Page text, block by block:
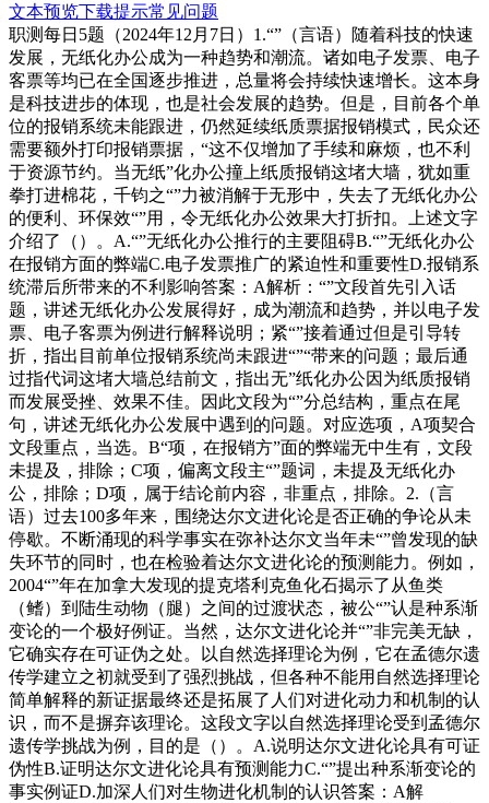
文本预览下载提示常见问题
职测每日5题（2024年12月7日）1.“”（言语）随着科技的快速
发展，无纸化办公成为一种趋势和潮流。诸如电子发票、电子
客票等均已在全国逐步推进，总量将会持续快速增长。这本身
是科技进步的体现，也是社会发展的趋势。但是，目前各个单
位的报销系统未能跟进，仍然延续纸质票据报销模式，民众还
需要额外打印报销票据，“这不仅增加了手续和麻烦，也不利
于资源节约。当无纸”化办公撞上纸质报销这堵大墙，犹如重
拳打进棉花，千钧之“”力被消解于无形中，失去了无纸化办公
的便利、环保效“”用，令无纸化办公效果大打折扣。上述文字
介绍了（）。A.“”无纸化办公推行的主要阻碍B.“”无纸化办公
在报销方面的弊端C.电子发票推广的紧迫性和重要性D.报销系
统滞后所带来的不利影响答案：A解析：“”文段首先引入话
题，讲述无纸化办公发展得好，成为潮流和趋势，并以电子发
票、电子客票为例进行解释说明；紧“”接着通过但是引导转
折，指出目前单位报销系统尚未跟进“”“带来的问题；最后通
过指代词这堵大墙总结前文，指出无”纸化办公因为纸质报销
而发展受挫、效果不佳。因此文段为“”分总结构，重点在尾
句，讲述无纸化办公发展中遇到的问题。对应选项，A项契合
文段重点，当选。B“项，在报销方”面的弊端无中生有，文段
未提及，排除；C项，偏离文段主“”题词，未提及无纸化办
公，排除；D项，属于结论前内容，非重点，排除。2.（言
语）过去100多年来，围绕达尔文进化论是否正确的争论从未
停歇。不断涌现的科学事实在弥补达尔文当年未“”曾发现的缺
失环节的同时，也在检验着达尔文进化论的预测能力。例如，
2004“”年在加拿大发现的提克塔利克鱼化石揭示了从鱼类
（鳍）到陆生动物（腿）之间的过渡状态，被公“”认是种系渐
变论的一个极好例证。当然，达尔文进化论并“”非完美无缺，
它确实存在可证伪之处。以自然选择理论为例，它在孟德尔遗
传学建立之初就受到了强烈挑战，但各种不能用自然选择理论
简单解释的新证据最终还是拓展了人们对进化动力和机制的认
识，而不是摒弃该理论。这段文字以自然选择理论受到孟德尔
遗传学挑战为例，目的是（）。A.说明达尔文进化论具有可证
伪性B.证明达尔文进化论具有预测能力C.“”提出种系渐变论的
事实例证D.加深人们对生物进化机制的认识答案：A解